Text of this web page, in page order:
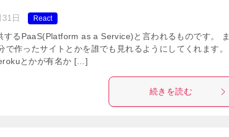
日 React
するPaaS(Platform as a Service)と言われるものです。 ま
で作ったサイトとかを誰でも見れるようにしてくれます。
とかが有名か […]
続きを読む